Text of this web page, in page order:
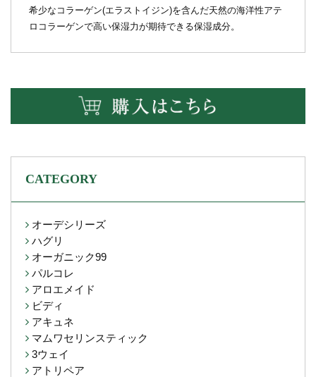
希少なコラーゲン(エラストイジン)を含んだ天然の海洋性アテ
ロコラーゲンで高い保湿力が期待できる保湿成分。
CATEGORY
オーデシリーズ
ハグリ
オーガニック99
パルコレ
アロエメイド
ビディ
アキュネ
マムワセリンスティック
3ウェイ
アトリペア